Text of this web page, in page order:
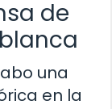
de
una
en la